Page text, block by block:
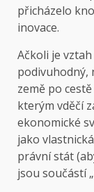
přicházelo
inovace.
Ačkoli je
podivuhodný,
země po
kterým vděčí
ekonomické
jako
právní stát
jsou součástí